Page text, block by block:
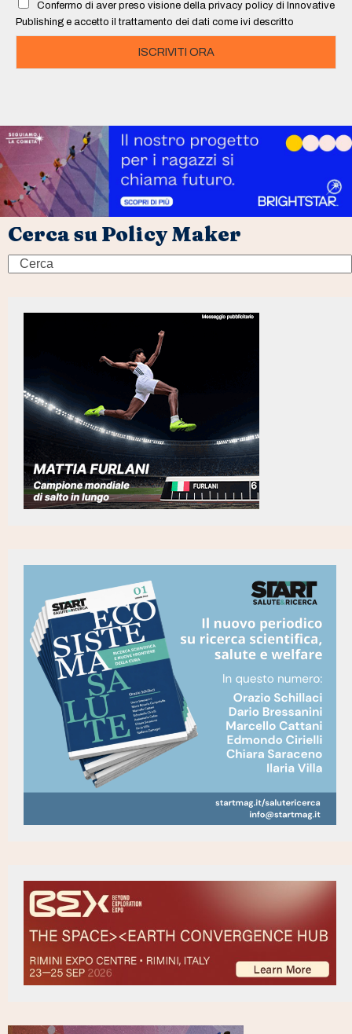
*
Confermo di aver preso visione della privacy policy di Innovative
Publishing e accetto il trattamento dei dati come ivi descritto
ISCRIVITI ORA
Cerca su Policy Maker
Search